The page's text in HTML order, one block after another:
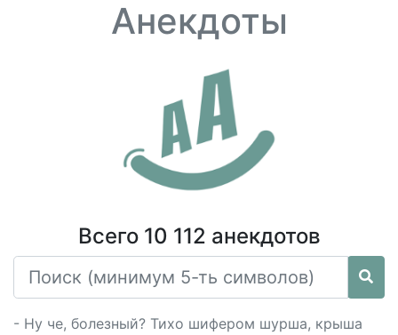
Анекдоты
Всего 10 112 анекдотов
- Ну че, болезный? Тихо шифером шурша, крыша